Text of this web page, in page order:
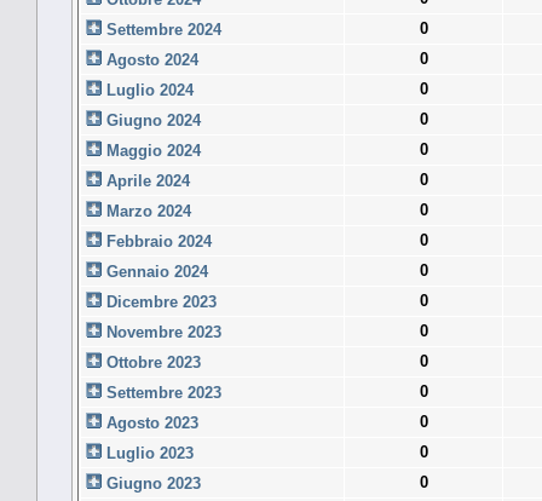
Settembre 2024
0
Agosto 2024
0
Luglio 2024
0
Giugno 2024
0
Maggio 2024
0
Aprile 2024
0
Marzo 2024
0
Febbraio 2024
0
Gennaio 2024
0
Dicembre 2023
0
Novembre 2023
0
Ottobre 2023
0
Settembre 2023
0
Agosto 2023
0
Luglio 2023
0
Giugno 2023
0